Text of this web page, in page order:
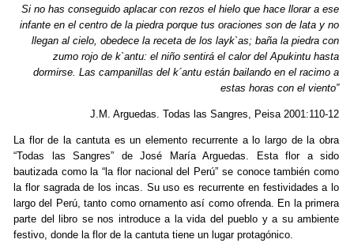
Si no has conseguido aplacar con rezos el hielo que hace llorar a ese
infante en el centro de la piedra porque tus oraciones son de lata y no
llegan al cielo, obedece la receta de los layk`as; baña la piedra con
zumo rojo de k`antu: el niño sentirá el calor del Apukintu hasta
dormirse. Las campanillas del k´antu están bailando en el racimo a
estas horas con el viento”
J.M. Arguedas. Todas las Sangres, Peisa 2001:110-12
La flor de la cantuta es un elemento recurrente a lo largo de la obra
“Todas las Sangres” de José María Arguedas. Esta flor a sido
bautizada como la “la flor nacional del Perú” se conoce también como
la flor sagrada de los incas. Su uso es recurrente en festividades a lo
largo del Perú, tanto como ornamento así como ofrenda. En la primera
parte del libro se nos introduce a la vida del pueblo y a su ambiente
festivo, donde la flor de la cantuta tiene un lugar protagónico.